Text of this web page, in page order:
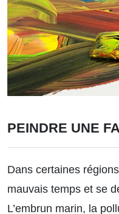
PEINDRE UNE
Dans certaines
mauvais temps et se
L’embrun marin, la